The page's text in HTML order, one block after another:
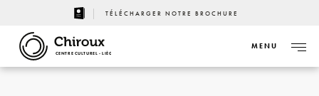
TÉLÉCHARGER NOTRE BROCHURE
CENTRE CULTUREL - LIÈGE
MENU